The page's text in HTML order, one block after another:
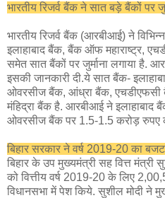
भारतीय रिजर्व बैंक ने सात बड़े बैंकों पर
भारतीय रिजर्व बैंक (आरबीआई) ने
इलाहाबाद बैंक, बैंक ऑफ महाराष्ट्र,
समेत सात बैंकों पर जुर्माना लगाया है.
इसकी जानकारी दी.ये सात बैंक-
ओवरसीज बैंक, आंध्रा बैंक,
मंहिद्रा बैंक है. आरबीआई ने इलाहाबाद
ओवरसीज बैंक पर 1.5-1.5 करोड़ रुपए
बिहार सरकार ने वर्ष 2019-20 का
बिहार के उप मुख्यमंत्री सह वित्त मंत्री
को वित्तीय वर्ष 2019-20 के लिए
विधानसभा में पेश किये. सुशील मोदी ने